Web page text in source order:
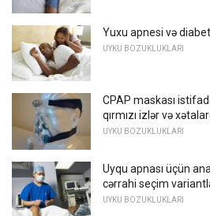
Yuxu apnesi və diabet
UYKU BOZUKLUKLARI
CPAP maskası
qırmızı izlər və
UYKU BOZUKLUKLARI
Uyqu apnası üçün
cərrahi seçim
UYKU BOZUKLUKLARI